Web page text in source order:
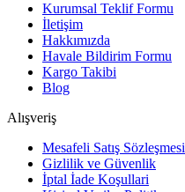
Kurumsal Teklif Formu
İletişim
Hakkımızda
Havale Bildirim Formu
Kargo Takibi
Blog
Alışveriş
Mesafeli Satış Sözleşmesi
Gizlilik ve Güvenlik
İptal İade Koşullari